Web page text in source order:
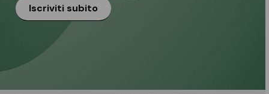
Iscriviti subito